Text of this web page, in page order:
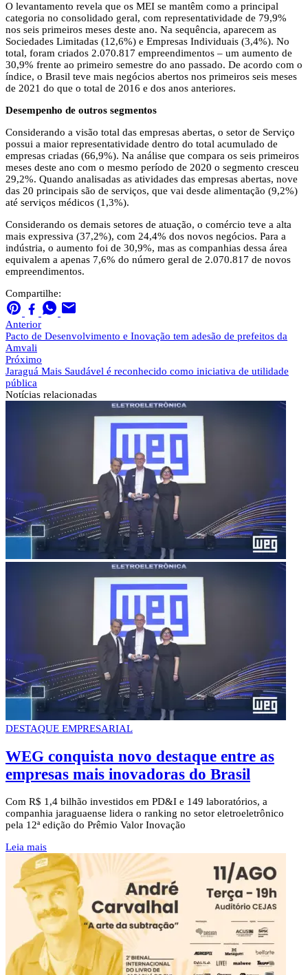
O levantamento revela que os MEI se mantêm como a principal
categoria no consolidado geral, com representatividade de 79,9%
nos seis primeiros meses deste ano. Na sequência, aparecem as
Sociedades Limitadas (12,6%) e Empresas Individuais (3,4%). No
total, foram criados 2.070.817 empreendimentos – um aumento de
30,9% frente ao primeiro semestre do ano passado. De acordo com o
índice, o Brasil teve mais negócios abertos nos primeiros seis meses
de 2021 do que o total de 2016 e dos anos anteriores.
Desempenho de outros segmentos
Considerando a visão total das empresas abertas, o setor de Serviço
possui a maior representatividade dentro do total acumulado de
empresas criadas (66,9%). Na análise que compara os seis primeiros
meses deste ano com o mesmo período de 2020 o segmento cresceu
29,2%. Quando analisadas as atividades das empresas abertas, nove
das 20 principais são de serviços, que vai desde alimentação (9,2%)
até serviços médicos (1,3%).
Considerando os demais setores de atuação, o comércio teve a alta
mais expressiva (37,2%), com 24,4% dos novos negócios. Para a
indústria, o aumento foi de 30,9%, mas as companhias dessa área
equivalem a apenas 7,6% do número geral de 2.070.817 de novos
empreendimentos.
Compartilhe:
Anterior
Pacto de Desenvolvimento e Inovação tem adesão de prefeitos da
Amvali
Próximo
Jaraguá Mais Saudável é reconhecido como iniciativa de utilidade
pública
Notícias relacionadas
DESTAQUE EMPRESARIAL
WEG conquista novo destaque entre as
empresas mais inovadoras do Brasil
Com R$ 1,4 bilhão investidos em PD&I e 149 laboratórios, a
companhia jaraguaense lidera o ranking no setor eletroeletrônico
pela 12ª edição do Prêmio Valor Inovação
Leia mais